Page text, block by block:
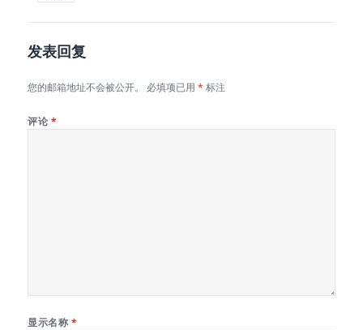
发表回复
您的邮箱地址不会被公开。 必填项已用* 标注
评论 *
显示名称 *